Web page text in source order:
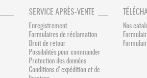
SERVICE APRÈS-VENTE
Enregistrement
Formulaires de réclamation
Droit de retour
Possibilités pour commander
Protection des données
Conditions d'expédition et de
Nos